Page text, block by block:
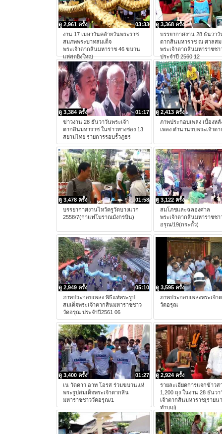
03:33
ดู 2,961 ครั้ง
งาน 17 เมษาวันคล้ายวันพระราช
สมภพพระบาทสมเด็จ
พระเจ้าตากสินมหาราช 46 ขบวน
แห่สุดยิ่งใหญ่
ดู 3,368 ครั้ง
บรรยากาศงาน 28 ธันวาวั
ตากสินมหาราช ณ ศาลสม
พระเจ้าตากสินมหาราชช
ประจำปี 2560 12
01:17
ดู 3,384 ครั้ง
ข่าวงาน 28 ธันวาวันพระเจ้า
ตากสินมหาราช ในข่าวทางช่อง 13
สยามไทย รายการรอบรั้วภูธร
ดู 2,413 ครั้ง
ภาพประกอบเพลง เบื้องห
เพลง ตำนานรบพระเจ้าตา
01:58
ดู 3,478 ครั้ง
บรรยากาศงานไหว้ครูวัดบางแวก
2558/7(กาแฟโบราณมังกรบิน)
ดู 3,122 ครั้ง
สมโภชและฉลองศาล
พระเจ้าตากสินมหาราชชา
อรุณ/19(กระตั้ว)
05:10
ดู 2,949 ครั้ง
ภาพประกอบเพลง พิธีแห่พระรูป
สมเด็จพระเจ้าตากสินมหาราชชาว
วัดอรุณ ประจำปี2561 06
ดู 3,595 ครั้ง
ภาพประกอบเพลงพระเจ้า
วัดอรุณ
01:27
ดู 3,400 ครั้ง
เน วัดดาว อาท โอรส ร่วมขบวนแห่
พระรูปสมเด็จพระเจ้าตากสิน
มหาราชชาววัดอรุณ/1
ดู 2,924 ครั้ง
รายละเอียดการแจกข้าวส
1,200 ถุง ในงาน 28 ธันว
เจ้าตากสินมหาราช(รายน
ทำบุญ)